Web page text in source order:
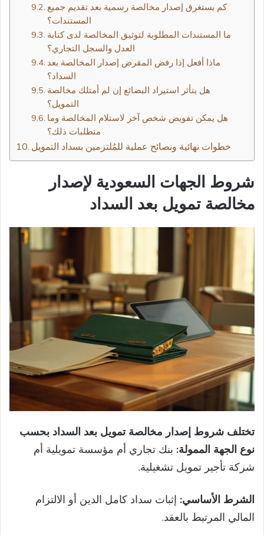
كم يستغرق إصدار مخالصة رسمية بعد تقديم جميع
المستندات؟
ما المستندات المطلوبة لتوثيق المخالصة لدى كتابة
العدل والسجل التجاري؟
ماذا أفعل إذا رفض المقرض إصدار المخالصة بعد
السداد؟
هل يتأثر استيراد البضائع إن لم أمتلك مخالصة
التمويل؟
هل يمكن تفويض شخص آخر لاستلام المخالصة وما
متطلبات ذلك؟
خطوات نهائية ونصائح عملية للمُلتزمين بسداد التمويل
شروط الجهات السعودية لإصدار
مخالصة تمويل بعد السداد
تختلف شروط إصدار مخالصة تمويل بعد السداد بحسب
نوع الجهة الممولة: بنك تجاري أم مؤسسة تمويلية أم
شركة تأجير تمويل تشغيلية.
الشرط الأساسي: إثبات سداد كامل الدين أو الالتزام
المالي المرتبط بالعقد.